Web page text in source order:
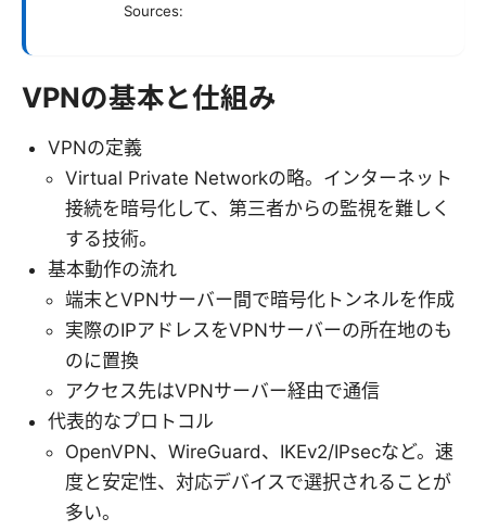
Sources:
VPNの基本と仕組み
VPNの定義
Virtual Private Networkの略。インターネット
接続を暗号化して、第三者からの監視を難しく
する技術。
基本動作の流れ
端末とVPNサーバー間で暗号化トンネルを作成
実際のIPアドレスをVPNサーバーの所在地のも
のに置換
アクセス先はVPNサーバー経由で通信
代表的なプロトコル
OpenVPN、WireGuard、IKEv2/IPsecなど。速
度と安定性、対応デバイスで選択されることが
多い。